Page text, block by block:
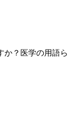
か？医学の用語ら